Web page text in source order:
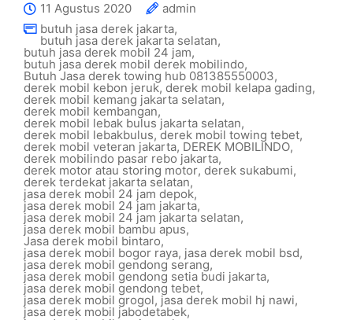
11 Agustus 2020
admin
butuh jasa derek jakarta,
butuh jasa derek jakarta selatan,
butuh jasa derek mobil 24 jam,
butuh jasa derek mobil derek mobilindo,
Butuh Jasa derek towing hub 081385550003,
derek mobil kebon jeruk, derek mobil kelapa gading,
derek mobil kemang jakarta selatan,
derek mobil kembangan,
derek mobil lebak bulus jakarta selatan,
derek mobil lebakbulus,derek mobil towing tebet,
derek mobil veteran jakarta, DEREK MOBILINDO,
derek mobilindo pasar rebo jakarta,
derek motor atau storing motor, derek sukabumi,
derek terdekat jakarta selatan,
jasa derek mobil 24 jam depok,
jasa derek mobil 24 jam jakarta,
jasa derek mobil 24 jam jakarta selatan,
jasa derek mobil bambu apus,
Jasa derek mobil bintaro,
jasa derek mobil bogor raya, jasa derek mobil bsd,
jasa derek mobil gendong serang,
jasa derek mobil gendong setia budi jakarta,
jasa derek mobil gendong tebet,
jasa derek mobil grogol, jasa derek mobil hj nawi,
jasa derek mobil jabodetabek,